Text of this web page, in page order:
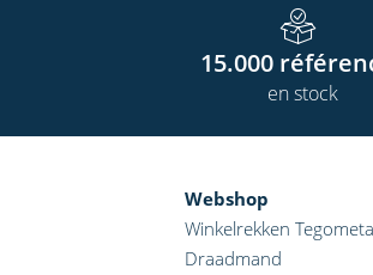
15.000
en stock
Webshop
Winkelrekken
Draadmand